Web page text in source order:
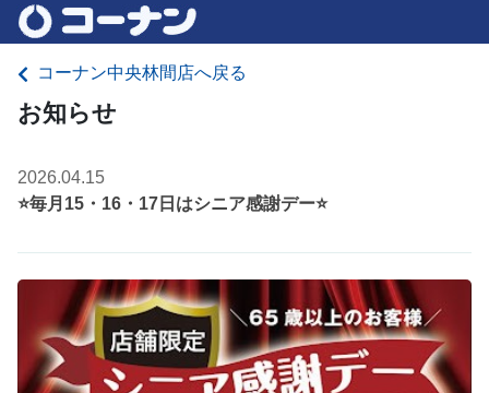
コーナン中央林間店へ戻る
お知らせ
2026.04.15
⭐毎月15・16・17日はシニア感謝デー⭐